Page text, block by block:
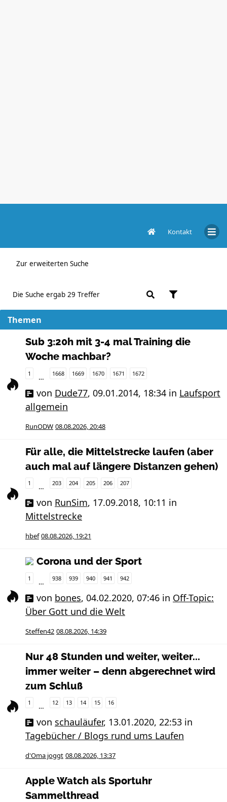
Kontakt
Zur erweiterten Suche
Die Suche ergab 29 Treffer
Themen
Sub 3:20h mit 3-4 mal Training die
Woche machbar?
1 … 1668 1669 1670 1671 1672
von Dude77, 09.01.2014, 18:34 in Laufsport
allgemein
RunODW 08.08.2026, 20:48
Für alle, die Mittelstrecke laufen (aber
auch mal auf längere Distanzen gehen)
1 … 203 204 205 206 207
von RunSim, 17.09.2018, 10:11 in
Mittelstrecke
hbef 08.08.2026, 19:21
Corona und der Sport
1 … 938 939 940 941 942
von bones, 04.02.2020, 07:46 in Off-Topic:
Über Gott und die Welt
Steffen42 08.08.2026, 14:39
Nur 48 Stunden und weiter, weiter...
immer weiter – denn abgerechnet wird
zum Schluß
1 … 12 13 14 15 16
von schauläufer, 13.01.2020, 22:53 in
Tagebücher / Blogs rund ums Laufen
d'Oma joggt 08.08.2026, 13:37
Apple Watch als Sportuhr
Sammelthread